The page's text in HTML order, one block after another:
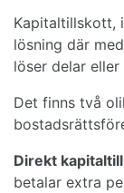
Kapitaltillskott,
lösning där
löser delar
Det finns två
Direkt
betalar extra